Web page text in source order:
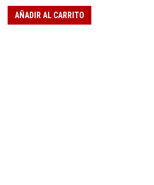
AÑADIR AL CARRITO